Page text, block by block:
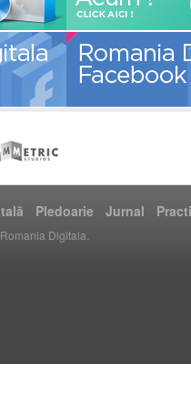
Pledoarie Jurnal
Digitala.